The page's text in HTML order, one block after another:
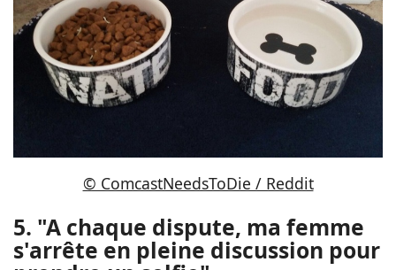
© ComcastNeedsToDie / Reddit
5. "A chaque dispute, ma femme
s'arrête en pleine discussion pour